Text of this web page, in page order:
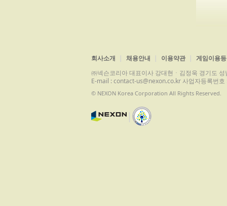
회사소개 채용안내 이용약관
게임이용
㈜넥슨코리아 대표이사 강대현ㆍ김정욱 경기도
E-mail : contact-us@nexon.co.kr 사업자등록번
© NEXON Korea Corporation All Rights Reserved.
|